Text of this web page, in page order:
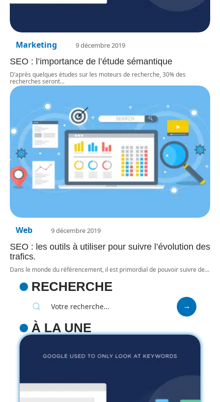
Marketing 9 décembre 2019
SEO : l’importance de l’étude sémantique
D’après quelques études sur les moteurs de recherche, 30% des
recherches seront…
Web 9 décembre 2019
SEO : les outils à utiliser pour suivre l’évolution des
trafics.
Dans le monde du référencement, il est primordial de pouvoir suivre de…
RECHERCHE
À LA UNE